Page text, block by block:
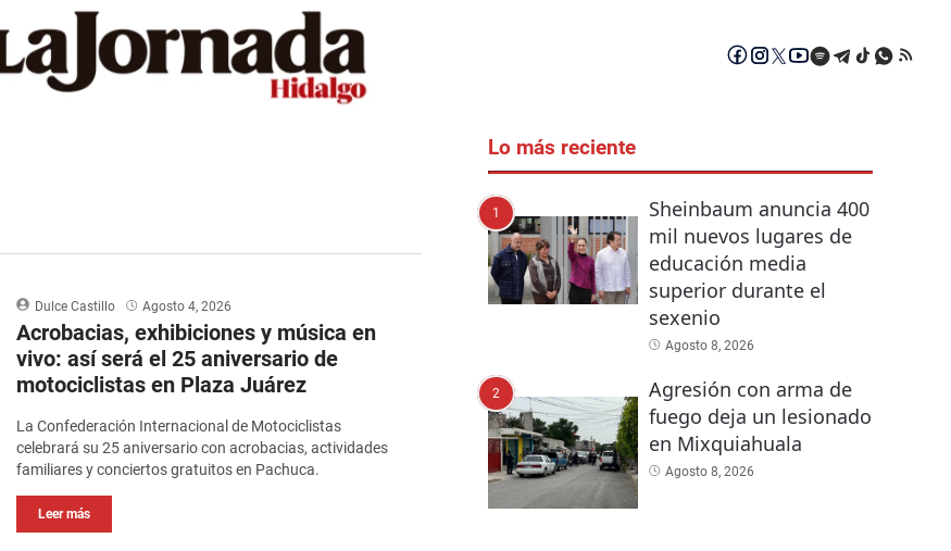
Dulce Castillo Agosto 4, 2026
Acrobacias, exhibiciones y música en
vivo: así será el 25 aniversario de
motociclistas en Plaza Juárez
La Confederación Internacional de Motociclistas
celebrará su 25 aniversario con acrobacias, actividades
familiares y conciertos gratuitos en Pachuca.
Leer más
Lo más reciente
1
Sheinbaum anuncia 400
mil nuevos lugares de
educación media
superior durante el
sexenio
Agosto 8, 2026
2
Agresión con arma de
fuego deja un lesionado
en Mixquiahuala
Agosto 8, 2026